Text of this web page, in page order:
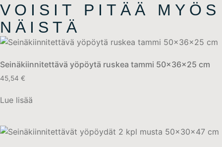
VOISIT PITÄÄ MYÖS
NÄISTÄ
Seinäkiinnitettävä yöpöytä ruskea tammi 50x36x25 cm
45,54 €
Lue lisää